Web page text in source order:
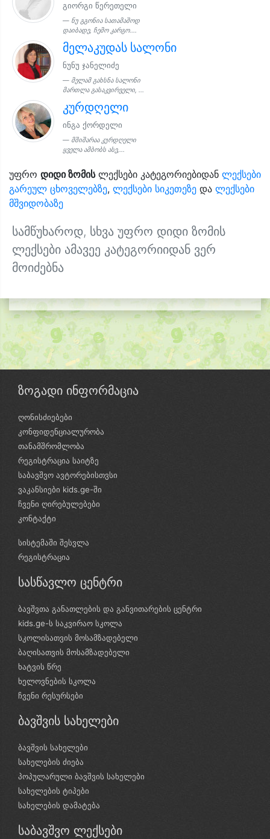
გიორგი წერეთელი
ნუ გგონია სათამაშოდ
დაიბადე, ჩემო კარგო....
მელაკუდას სალონი
ნუნუ ჯანელიძე
მელამ გახსნა სალონი
მართლა გასაკვირველი, ...
კურდღელი
ინგა ქორდელი
მშიშარაა კურდღელი
ყველა ამბობს ასე,...
უფრო დიდი ზომისლექსები კატეგორიებიდან ლექსები
გარეულ ცხოველებზე, ლექსები სიკეთეზე და ლექსები
მშვიდობაზე
სამწუხაროდ, სხვა უფრო დიდი ზომის
ლექსები ამავეე კატეგორიიდან ვერ
მოიძებნა
ზოგადი ინფორმაცია
ღონისძიებები
კონფიდენციალურობა
თანამშრომლობა
რეგისტრაცია საიტზე
საბავშვო ავტორებისთვსი
ვაკანსიები kids.ge-ში
ჩვენი ღირებულებები
კონტაქტი
სისტემაში შესვლა
რეგისტრაცია
სასწავლო ცენტრი
ბავშვთა განათლების და განვითარების ცენტრი
kids.ge-ს საკვირაო სკოლა
სკოლისათვის მოსამზადებელი
ბაღისათვის მოსამზადებელი
ხატვის წრე
ხელოვნების სკოლა
ჩვენი რესურსები
ბავშვის სახელები
ბავშვის სახელები
სახელების ძიება
პოპულარული ბავშვის სახელები
სახელების ტიპები
სახელების დამატება
საბავშვო ლექსები